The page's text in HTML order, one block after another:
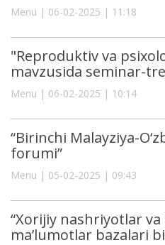
Menu | 06-02-2025 | 11:18
"Reproduktiv va
mavzusida seminar-
Menu | 06-02-2025 | 10:14
“Birinchi Malayziya-
forumi”
Menu | 05-02-2025 | 09:43
“Xorijiy nashriyotlar
ma’lumotlar bazalari